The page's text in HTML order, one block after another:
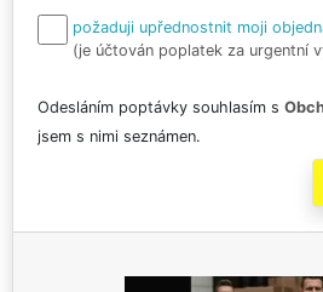
požaduji upřednostnit moji
(je účtován poplatek za urgentní
Odesláním poptávky souhlasím s
jsem s nimi seznámen.